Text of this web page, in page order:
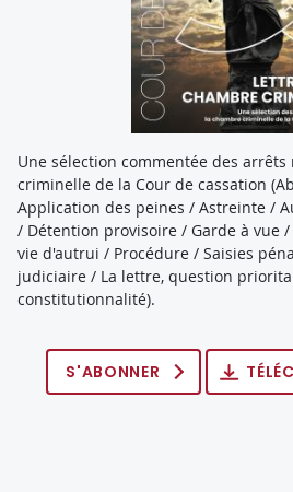
Une sélection commentée des
criminelle de la Cour de cassation
Application des peines / Astreinte /
/ Détention provisoire / Garde à vue
vie d'autrui / Procédure / Saisies
judiciaire / La lettre, question
constitutionnalité).
S'ABONNER